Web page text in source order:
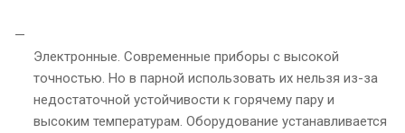
Электронные. Современные приборы с высокой
точностью. Но в парной использовать их нельзя из-за
недостаточной устойчивости к горячему пару и
высоким температурам. Оборудование устанавливается